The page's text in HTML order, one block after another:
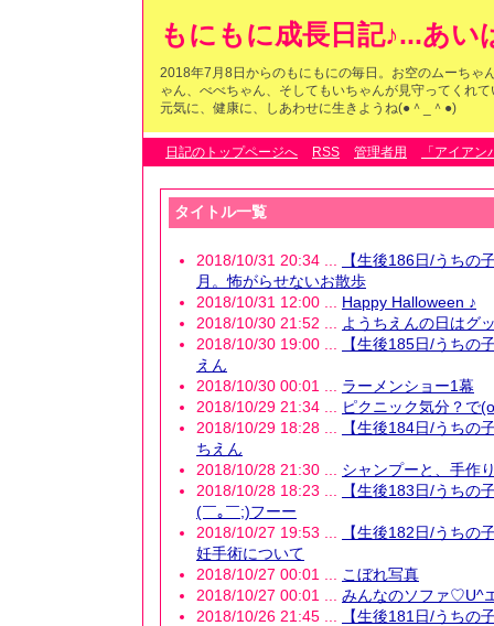
もにもに成長日記♪...あい
2018年7月8日からのもにもにの毎日。お空のムーちゃ
ゃん、べべちゃん、そしてもいちゃんが見守ってくれ
元気に、健康に、しあわせに生きようね(●＾_＾●)
日記のトップページへ RSS 管理者用 「アイア
タイトル一覧
2018/10/31 20:34 ...
【生後186日/うちの
月。怖がらせないお散歩
2018/10/31 12:00 ... Happy Halloween ♪
2018/10/30 21:52 ...
ようちえんの日はグ
2018/10/30 19:00 ...
【生後185日/うちの
えん
2018/10/30 00:01 ... ラーメンショー1幕
2018/10/29 21:34 ...
ピクニック気分？で
2018/10/29 18:28 ...
【生後184日/うちの
ちえん
2018/10/28 21:30 ... シャンプーと、手作
2018/10/28 18:23 ...
【生後183日/うちの
(￣｡￣;)フーー
2018/10/27 19:53 ...
【生後182日/うちの
妊手術について
2018/10/27 00:01 ...
こぼれ写真
2018/10/27 00:01 ... みんなのソファ♡U^
2018/10/26 21:45 ...
【生後181日/うちの